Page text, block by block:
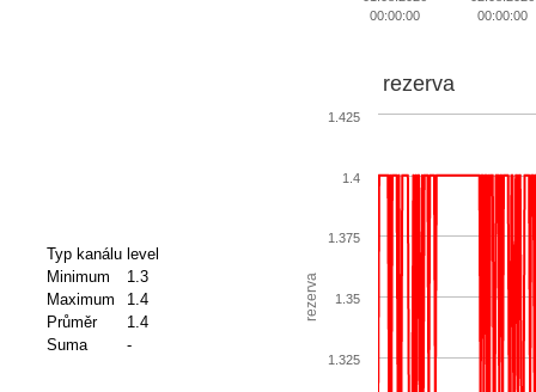
00:00:00
00:00:00
Typ kanálu level
Minimum
1.3
Maximum
1.4
Průměr
1.4
Suma
-
rezerva
rezerva
1.325
1.35
1.375
1.4
1.425